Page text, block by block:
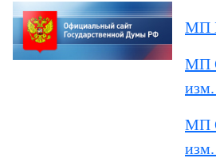
МП
МП
изм.
МП